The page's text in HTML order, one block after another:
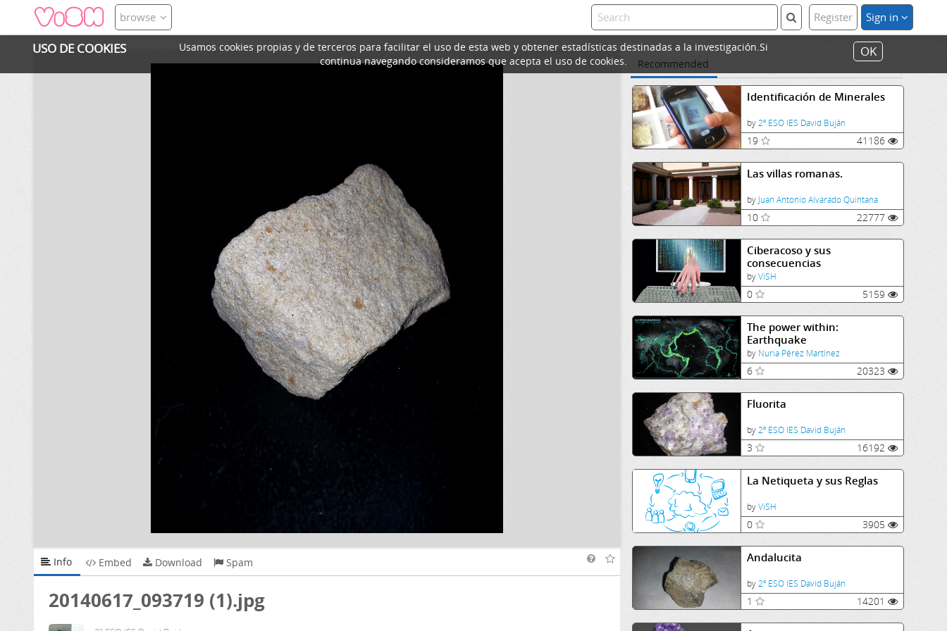
USO DE COOKIES
Usamos cookies propias y de terceros para facilitar el uso de esta web y obtener estadísticas destinadas a la investigación.Si
continua navegando consideramos que acepta el uso de cookies.
OK
browse Register Sign in
Recommended
Identificación de Minerales
by2º ESO IES David Buján
19 41186
Las villas romanas.
by Juan Antonio Alvarado Quintana
10 22777
Ciberacoso y sus
consecuencias
byViSH
0 5159
The power within:
Earthquake
by Nuria Pérez Martínez
6 20323
Fluorita
by2º ESO IES David Buján
3 16192
La Netiqueta y sus Reglas
byViSH
0 3905
Andalucita
by2º ESO IES David Buján
1 14201
Info Embed Download Spam
20140617_093719 (1).jpg